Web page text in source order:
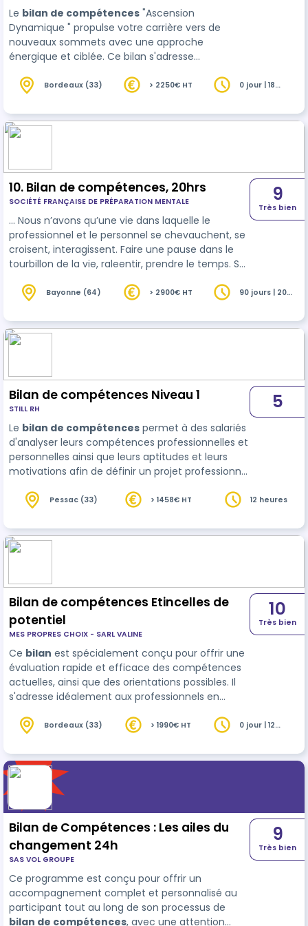
Le bilan de compétences "Ascension
Dynamique " propulse votre carrière vers de
nouveaux sommets avec une approche
énergique et ciblée. Ce bilan s'adresse
stagnation dans leur parcours ou aux individus
Bordeaux (33) > 2250€ HT
0 jour | 18
10. Bilan de compétences, 20hrs
SOCIÉTÉ FRANÇAISE DE PRÉPARATION MENTALE
… Nous n’avons qu’une vie dans laquelle le
professionnel et le personnel se chevauchent, se
croisent, interagissent. Faire une pause dans le
tourbillon de la vie, raleentir, prendre le temps. Se
compétences acquises. Se questionner sur ses
motivation. Creuser des pistes et envisager
sereinement un nouvel avenir professionnel en
9
Très bien
Bayonne (64) > 2900€ HT
90 jours | 20
Bilan de compétences Niveau 1
STILL RH
Le bilan de compétences permet à des salariés
d'analyser leurs compétences professionnelles et
personnelles ainsi que leurs aptitudes et leurs
motivations afin de définir un projet professionnel
cadre légal et réglem…
5
Pessac (33) > 1458€ HT 12 heures
Bilan de compétences Etincelles de
potentiel
MES PROPRES CHOIX - SARL VALINE
Ce bilan est spécialement conçu pour offrir une
évaluation rapide et efficace des compétences
actuelles, ainsi que des orientations possibles. Il
s'adresse idéalement aux professionnels en
premier pas vers la …
10
Très bien
Bordeaux (33) > 1990€ HT
0 jour | 12
Bilan de Compétences : Les ailes du
changement 24h
SAS VOL GROUPE
Ce programme est conçu pour offrir un
accompagnement complet et personnalisé au
participant tout au long de son processus de
bilan de compétences, avec une attention
9
Très bien